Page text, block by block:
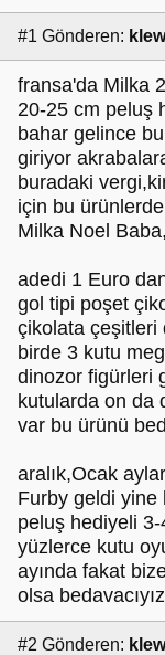
#1 Gönderen:
fransa'da Milka
20-25 cm peluş
bahar gelince
giriyor
buradaki
için bu
Milka Noel
adedi 1 Euro
gol tipi poşet
çikolata çeşitleri
birde 3 kutu
dinozor figürleri
kutularda on da
var bu ürünü
aralık,Ocak
Furby geldi yine
peluş hediyeli
yüzlerce kutu
ayında fakat
olsa
#2 Gönderen: